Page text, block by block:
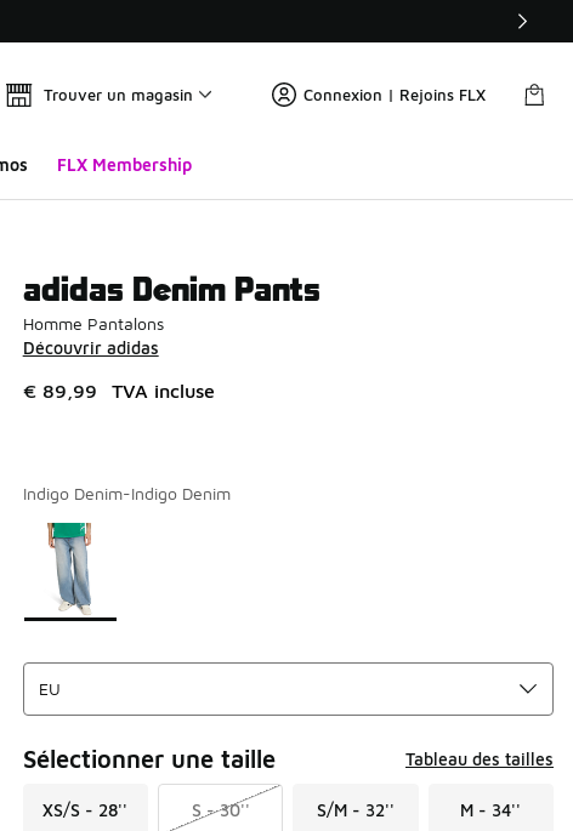
Trouver un magasin Connexion | Rejoins FLX
FLX Membership
adidas Denim Pants
Homme Pantalons
Découvrir adidas
€ 89,99 TVA incluse
Indigo Denim-Indigo Denim
Page 1 sur 1 affichant 1 à 1 des 1 couleurs.
Merci de sélectionner un style
Sélectionner une taille Tableau des tailles
XS/S - 28'' S - 30'' S/M - 32'' M - 34''